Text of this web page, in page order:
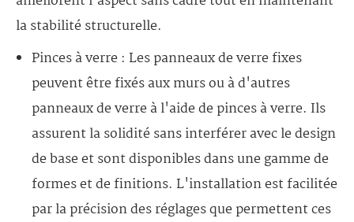
la stabilité structurelle.
Pinces à verre : Les panneaux de verre fixes
peuvent être fixés aux murs ou à d'autres
panneaux de verre à l'aide de pinces à verre. Ils
assurent la solidité sans interférer avec le design
de base et sont disponibles dans une gamme de
formes et de finitions. L'installation est facilitée
par la précision des réglages que permettent ces